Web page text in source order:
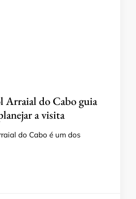
Arraial do Cabo guia
a visita
do Cabo é um dos